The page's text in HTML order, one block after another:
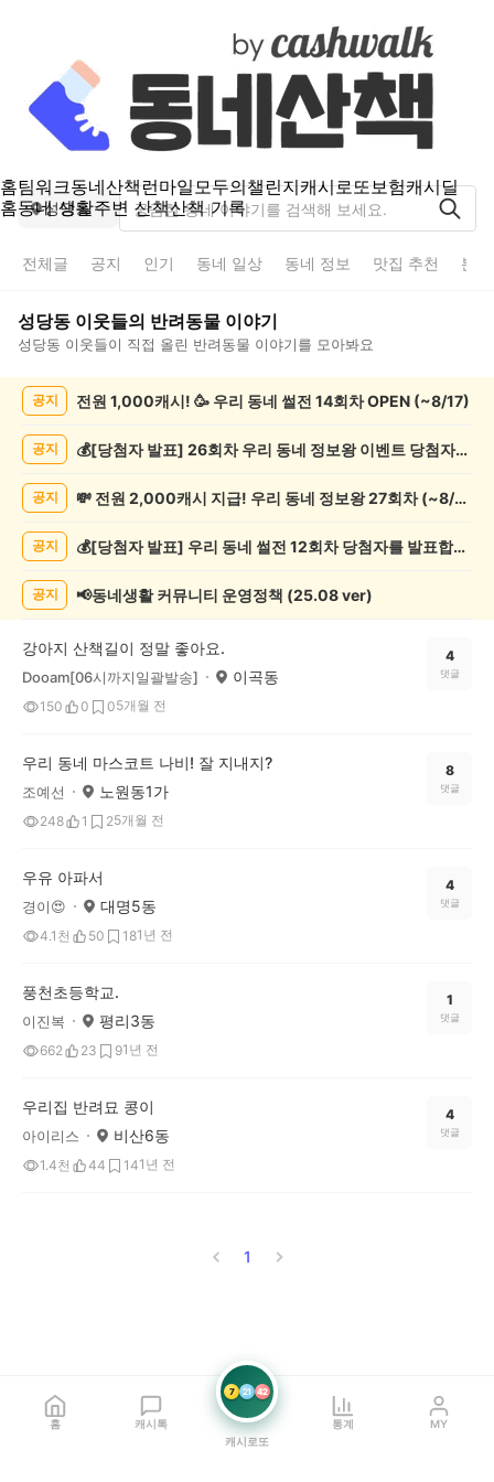
홈팀워크동네산책런마일모두의챌린지캐시로또보험캐시딜
홈동네 생활주변 산책산책 기록
성당동
전체글 공지 인기 동네 일상 동네 정보 맛집 추천 분
성당동 이웃들의 반려동물 이야기
성당동 이웃들이 직접 올린 반려동물 이야기를 모아봐요
록
공지 전원 1,000캐시! 🥳 우리 동네 썰전 14회차 OPEN (~8/17)
공지 💰[당첨자 발표] 26회차 우리 동네 정보왕 이벤트 당첨자를 발표합니다!
공지 💸 전원 2,000캐시 지급! 우리 동네 정보왕 27회차 (~8/10)
공지 💰[당첨자 발표] 우리 동네 썰전 12회차 당첨자를 발표합니다!
공지 📢동네생활 커뮤니티 운영정책 (25.08 ver)
강아지 산책길이 정말 좋아요.
Dooam[06시까지일괄발송] 이곡동
150 0 05개월 전
4
댓글
우리 동네 마스코트 나비! 잘 지내지?
조예선 노원동1가
248 1 25개월 전
8
댓글
우유 아파서
경이😍 대명5동
4.1천 50 181년 전
4
댓글
풍천초등학교.
이진복 평리3동
662 23 91년 전
1
댓글
우리집 반려묘 콩이
아이리스 비산6동
1.4천 44 141년 전
4
댓글
1
홈 캐시톡
7 21 42
캐시로또
통계 MY